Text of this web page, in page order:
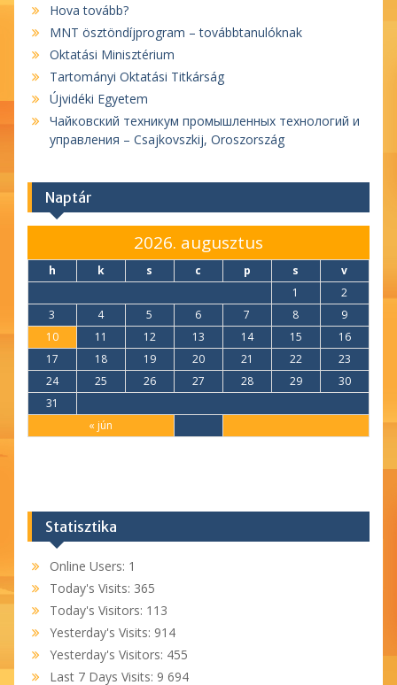
Hova tovább?
MNT ösztöndíjprogram – továbbtanulóknak
Oktatási Minisztérium
Tartományi Oktatási Titkárság
Újvidéki Egyetem
Чайковский техникум промышленных технологий и
управления – Csajkovszkij, Oroszország
Naptár
2026. augusztus
h k s c p s v
« jún
1
2
3
4 5 6 7 8
9
10
11 12 13 14 15
16
17
18 19 20 21 22
23
24
25 26 27 28 29
30
31
Statisztika
Online Users: 1
Today's Visits: 365
Today's Visitors: 113
Yesterday's Visits: 914
Yesterday's Visitors: 455
Last 7 Days Visits: 9 694